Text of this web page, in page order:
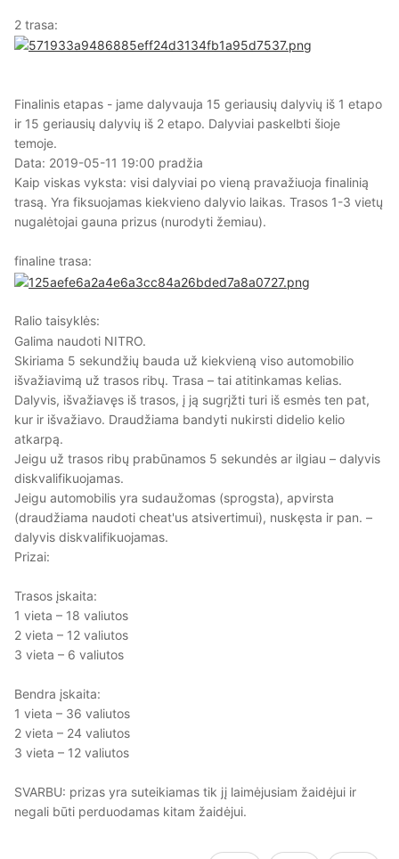
2 trasa:
Finalinis etapas - jame dalyvauja 15 geriausių dalyvių iš 1 etapo
ir 15 geriausių dalyvių iš 2 etapo. Dalyviai paskelbti šioje
temoje.
Data: 2019-05-11 19:00 pradžia
Kaip viskas vyksta: visi dalyviai po vieną pravažiuoja finalinią
trasą. Yra fiksuojamas kiekvieno dalyvio laikas. Trasos 1-3 vietų
nugalėtojai gauna prizus (nurodyti žemiau).
finaline trasa:
Ralio taisyklės:
Galima naudoti NITRO.
Skiriama 5 sekundžių bauda už kiekvieną viso automobilio
išvažiavimą už trasos ribų. Trasa – tai atitinkamas kelias.
Dalyvis, išvažiavęs iš trasos, į ją sugrįžti turi iš esmės ten pat,
kur ir išvažiavo. Draudžiama bandyti nukirsti didelio kelio
atkarpą.
Jeigu už trasos ribų prabūnamos 5 sekundės ar ilgiau – dalyvis
diskvalifikuojamas.
Jeigu automobilis yra sudaužomas (sprogsta), apvirsta
(draudžiama naudoti cheat'us atsivertimui), nuskęsta ir pan. –
dalyvis diskvalifikuojamas.
Prizai:
Trasos įskaita:
1 vieta – 18 valiutos
2 vieta – 12 valiutos
3 vieta – 6 valiutos
Bendra įskaita:
1 vieta – 36 valiutos
2 vieta – 24 valiutos
3 vieta – 12 valiutos
SVARBU: prizas yra suteikiamas tik jį laimėjusiam žaidėjui ir
negali būti perduodamas kitam žaidėjui.